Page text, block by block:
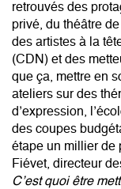
retrouvés des
privé, du théâtre
des artistes à la
(CDN) et des
que ça, mettre en
ateliers sur des
d’expression,
des coupes
étape un millier de
Fiévet, directeur
C’est quoi être